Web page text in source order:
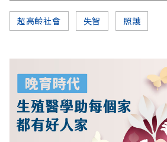
超高齡社會 失智 照護